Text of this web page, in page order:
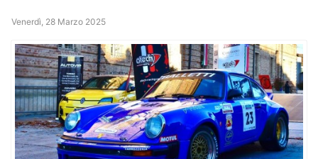
Venerdì, 28 Marzo 2025